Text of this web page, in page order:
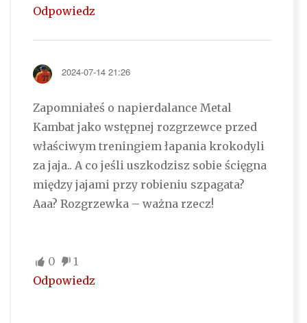
Odpowiedz
2024-07-14 21:26
Zapomniałeś o napierdalance Metal
Kambat jako wstępnej rozgrzewce przed
właściwym treningiem łapania krokodyli
za jaja.. A co jeśli uszkodzisz sobie ścięgna
między jajami przy robieniu szpagata?
Aaa? Rozgrzewka – ważna rzecz!
0
1
Odpowiedz